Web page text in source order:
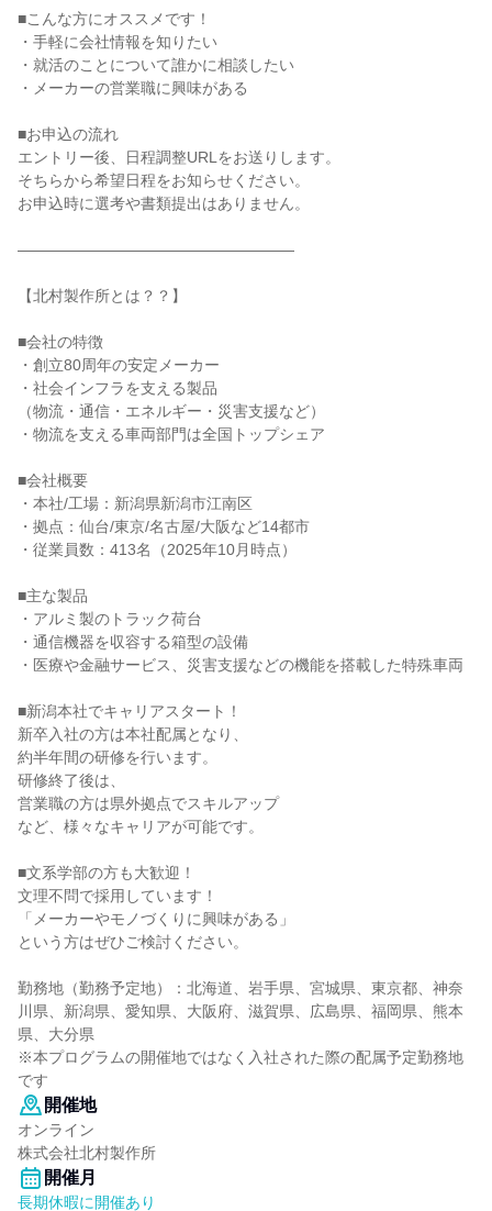
■こんな方にオススメです！
・手軽に会社情報を知りたい
・就活のことについて誰かに相談したい
・メーカーの営業職に興味がある
■お申込の流れ
エントリー後、日程調整URLをお送りします。
そちらから希望日程をお知らせください。
お申込時に選考や書類提出はありません。
――――――――――――――――――
【北村製作所とは？？】
■会社の特徴
・創立80周年の安定メーカー
・社会インフラを支える製品
（物流・通信・エネルギー・災害支援など）
・物流を支える車両部門は全国トップシェア
■会社概要
・本社/工場：新潟県新潟市江南区
・拠点：仙台/東京/名古屋/大阪など14都市
・従業員数：413名（2025年10月時点）
■主な製品
・アルミ製のトラック荷台
・通信機器を収容する箱型の設備
・医療や金融サービス、災害支援などの機能を搭載した特殊車両
■新潟本社でキャリアスタート！
新卒入社の方は本社配属となり、
約半年間の研修を行います。
研修終了後は、
営業職の方は県外拠点でスキルアップ
など、様々なキャリアが可能です。
■文系学部の方も大歓迎！
文理不問で採用しています！
「メーカーやモノづくりに興味がある」
という方はぜひご検討ください。
勤務地（勤務予定地）：北海道、岩手県、宮城県、東京都、神奈
川県、新潟県、愛知県、大阪府、滋賀県、広島県、福岡県、熊本
県、大分県
※本プログラムの開催地ではなく入社された際の配属予定勤務地
です
開催地
オンライン
株式会社北村製作所
開催月
長期休暇に開催あり